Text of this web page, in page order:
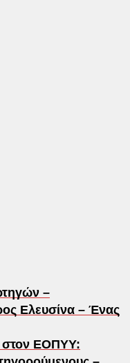
–
Ελευσίνα – Ένας
στον ΕΟΠΥΥ: